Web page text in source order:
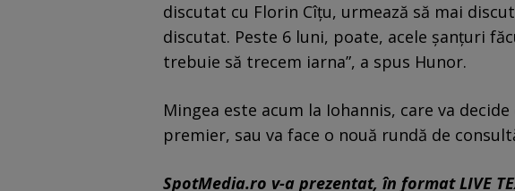
discutat cu Florin Cîțu, urmează să mai
discutat. Peste 6 luni, poate, acele șanțuri
trebuie să trecem iarna”, a spus Hunor.
Mingea este acum la Iohannis, care va
premier, sau va face o nouă rundă de
SpotMedia.ro v-a prezentat, în format LIVE